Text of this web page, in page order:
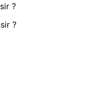
?
?